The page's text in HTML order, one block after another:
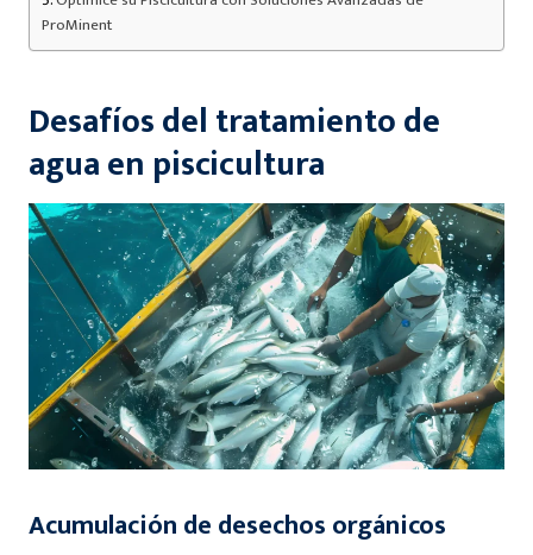
ProMinent
Desafíos del tratamiento de
agua en piscicultura
Acumulación de desechos orgánicos